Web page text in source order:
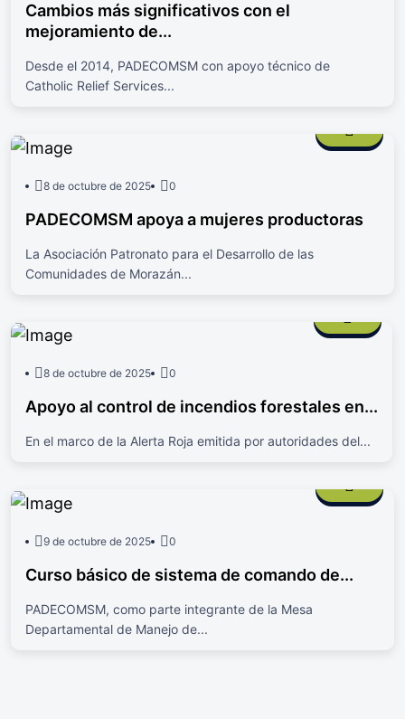
Cambios más significativos con el
mejoramiento de...
Desde el 2014, PADECOMSM con apoyo técnico de
Catholic Relief Services...
8 de octubre de 2025 0
PADECOMSM apoya a mujeres productoras
La Asociación Patronato para el Desarrollo de las
Comunidades de Morazán...
8 de octubre de 2025 0
Apoyo al control de incendios forestales en...
En el marco de la Alerta Roja emitida por autoridades del...
9 de octubre de 2025 0
Curso básico de sistema de comando de...
PADECOMSM, como parte integrante de la Mesa
Departamental de Manejo de...